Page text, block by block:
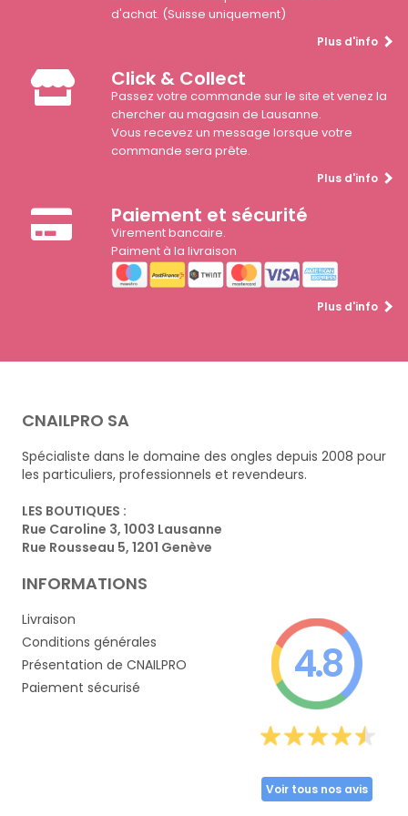
d'achat. (Suisse uniquement)
Plus d'info
Click & Collect
Passez votre commande sur le site et venez la
chercher au magasin de Lausanne.
Vous recevez un message lorsque votre
commande sera prête.
Plus d'info
Paiement et sécurité
Virement bancaire.
Paiment à la livraison
Plus d'info
CNAILPRO SA
Spécialiste dans le domaine des ongles depuis 2008 pour
les particuliers, professionnels et revendeurs.
LES BOUTIQUES :
Rue Caroline 3, 1003 Lausanne
Rue Rousseau 5, 1201 Genève
INFORMATIONS
Livraison
Conditions générales
Présentation de CNAILPRO
Paiement sécurisé
4.8
Voir tous nos avis